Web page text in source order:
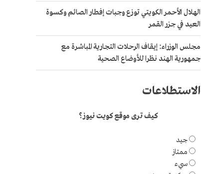
الهلال الأحمر الكويتي توزع وجبات إفطار الصائم وكسوة
العيد في جزر القمر
مجلس الوزراء: إيقاف الرحلات التجارية المباشرة مع
جمهورية الهند نظرا للأوضاع الصحية
الاستطلاعات
كيف ترى موقع كويت نيوز؟
جيد
ممتاز
سيء